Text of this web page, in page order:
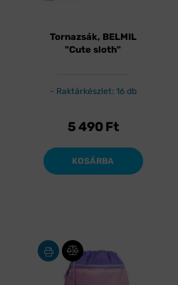
Tornazsák, BELMIL
"Cute sloth"
Raktárkészlet: 16 db
5 490 Ft
KOSÁRBA